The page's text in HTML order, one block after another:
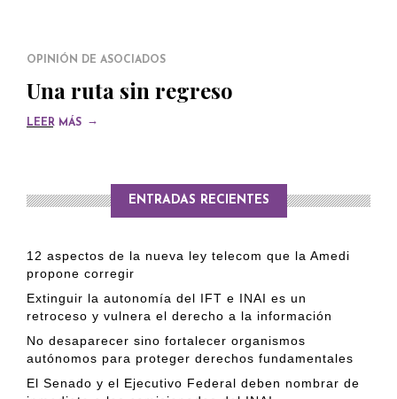
OPINIÓN DE ASOCIADOS
Una ruta sin regreso
LEER MÁS →
ENTRADAS RECIENTES
12 aspectos de la nueva ley telecom que la Amedi
propone corregir
Extinguir la autonomía del IFT e INAI es un
retroceso y vulnera el derecho a la información
No desaparecer sino fortalecer organismos
autónomos para proteger derechos fundamentales
El Senado y el Ejecutivo Federal deben nombrar de